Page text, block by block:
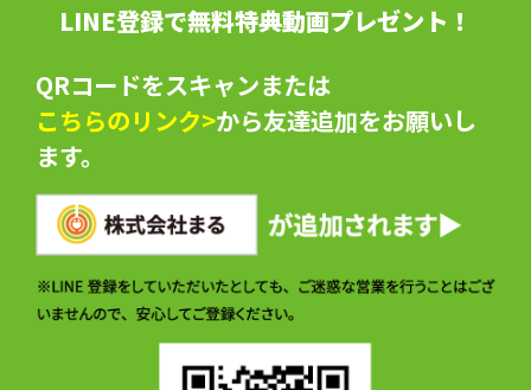
LINE登録で無料特典動画プレゼント！
QRコードをスキャンまたは
こちらのリンク>から友達追加をお願いし
ます。